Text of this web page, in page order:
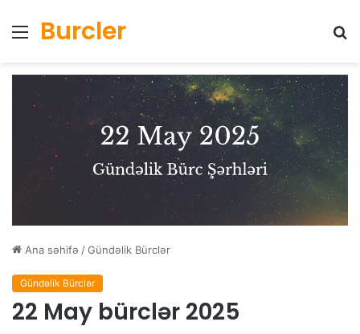
Menyu
Burcler
Ana səhifə /Gündəlik Bürclər
Gündəlik Bürclər
22 May bürclər 2025